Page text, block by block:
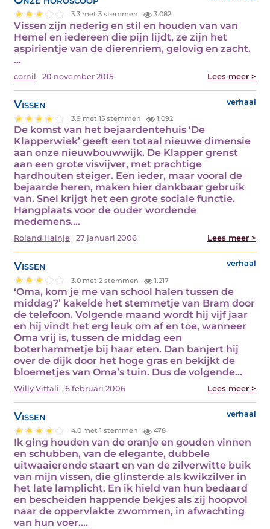
3.3 met 3 stemmen 3.082
Vissen zijn nederig en stil en houden van van
Hemel en iedereen die pijn lijdt, ze zijn het
aspirientje van de dierenriem, gelovig en zacht.
…
cornil 20 november 2015 Lees meer >
Vissen verhaal
3.9 met 15 stemmen 1.092
De komst van het bejaardentehuis ‘De
Klapperwiek’ geeft een totaal nieuwe dimensie
aan onze nieuwbouwwijk. De Klapper grenst
aan een grote visvijver, met prachtige
hardhouten steiger. Een ieder, maar vooral de
bejaarde heren, maken hier dankbaar gebruik
van. Snel krijgt het een grote sociale functie.
Hangplaats voor de ouder wordende
medemens.…
Roland Hainje 27 januari 2006 Lees meer >
Vissen verhaal
3.0 met 2 stemmen 1.217
‘Oma, kom je me van school halen tussen de
middag?’ kakelde het stemmetje van Bram door
de telefoon. Volgende maand wordt hij vijf jaar
en hij vindt het erg leuk om af en toe, wanneer
Oma vrij is, tussen de middag een
boterhammetje bij haar eten. Dan banjert hij
over de dijk door het hoge gras en bekijkt de
bloemetjes van Oma’s tuin. Dus de volgende…
Willy Vittali 6 februari 2006 Lees meer >
Vissen verhaal
4.0 met 1 stemmen 478
Ik ging houden van de oranje en gouden vinnen
en schubben, van de elegante, dubbele
uitwaaierende staart en van de zilverwitte buik
van mijn vissen, die glinsterde als kwikzilver in
het late lamplicht. En ik hield van hun bedaard
en bescheiden happende bekjes als zij hoopvol
naar de oppervlakte zwommen, in afwachting
van hun voer.…